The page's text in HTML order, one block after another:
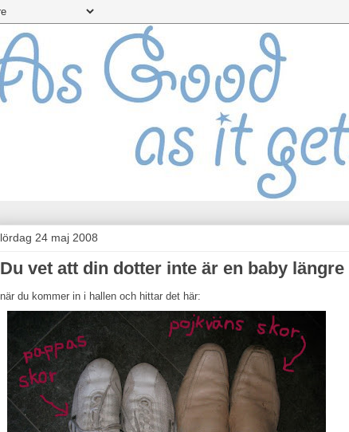
lördag 24 maj 2008
Du vet att din dotter inte är en baby längre
när du kommer in i hallen och hittar det här: